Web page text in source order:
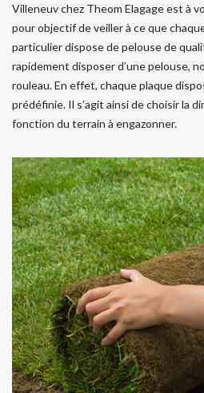
Villeneuv chez Theom Elagage est à
pour objectif de veiller à ce que
particulier dispose de pelouse de
rapidement disposer d’une pelouse,
rouleau. En effet, chaque plaque
prédéfinie. Il s’agit ainsi de choisir la
fonction du terrain à engazonner.